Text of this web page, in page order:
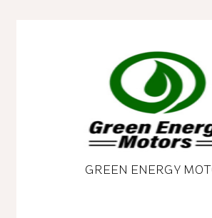
GREEN ENERGY